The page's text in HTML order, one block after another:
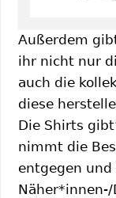
Außerdem
ihr nicht nur
auch die
diese
Die Shirts
nimmt die
entgegen